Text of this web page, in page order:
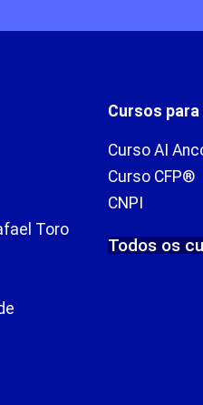
Toro
Cursos
Curso AI
Curso CFP®
CNPI
Todos os